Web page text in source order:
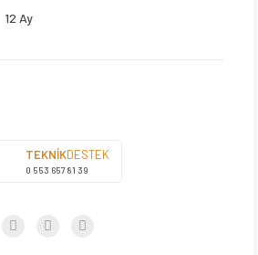
12 Ay
TEKNİKDESTEK
0 553 657 81 39